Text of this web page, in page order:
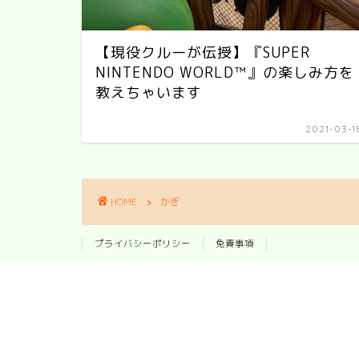
【現役クルーが伝授】『SUPER
NINTENDO WORLD™』の楽しみ方を
教えちゃいます
2021-03-
HOME かぎ
プライバシーポリシー 免責事項